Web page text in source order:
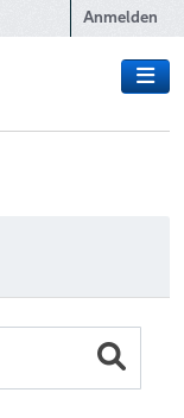
Anmelden